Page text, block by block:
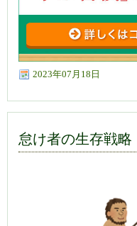
2023年07月18日
怠け者の生存戦略